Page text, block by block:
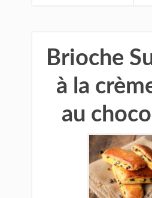
Brioche
à la
au